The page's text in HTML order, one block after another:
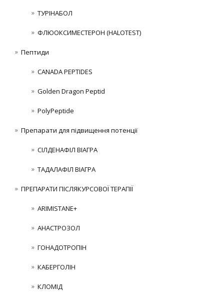
ТУРІНАБОЛ
ФЛЮОКСИМЕСТЕРОН (HALOTEST)
Пептиди
CANADA PEPTIDES
Golden Dragon Peptid
PolyPeptide
Препарати для підвищення потенції
СІЛДЕНАФІЛ ВІАГРА
ТАДАЛАФІЛ ВІАГРА
ПРЕПАРАТИ ПІСЛЯКУРСОВОЇ ТЕРАПІЇ
ARIMISTANE+
АНАСТРОЗОЛ
ГОНАДОТРОПІН
КАБЕРГОЛІН
КЛОМІД